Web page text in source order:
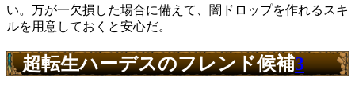
い。万が一欠損した場合に備えて、闇ドロップを作れるスキ
ルを用意しておくと安心だ。
超転生ハーデスのフレンド候補3